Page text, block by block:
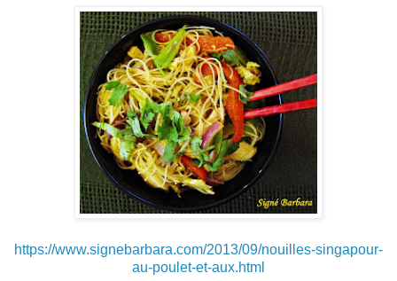
https://www.signebarbara.com/2013/09/nouilles-singapour-
au-poulet-et-aux.html